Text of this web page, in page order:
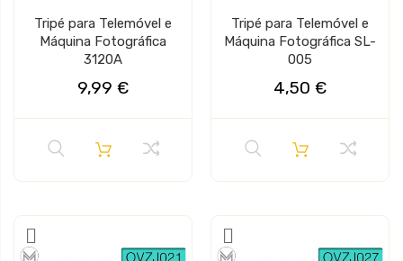
Tripé para Telemóvel e
Máquina Fotográfica
3120A
9,99 €
Tripé para Telemóvel e
Máquina Fotográfica SL-
005
4,50 €